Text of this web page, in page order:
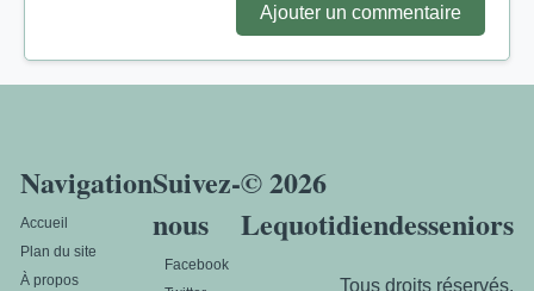
Ajouter un commentaire
Navigation
Accueil
Plan du site
À propos
Suivez-
nous
Facebook
© 2026
Lequotidiendesseniors
Tous droits réservés.